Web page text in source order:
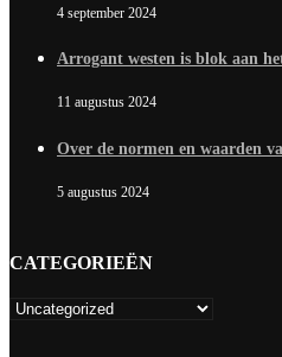
4 september 2024
Arrogant westen is blok aan
11 augustus 2024
Over de normen en waarden
5 augustus 2024
CATEGORIEËN